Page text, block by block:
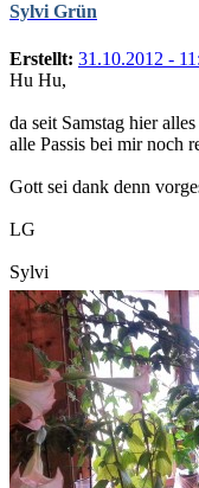
Sylvi Grün
Erstellt: 31.10.2012 -
Hu Hu,
da seit Samstag hier
alle Passis bei mir noch
Gott sei dank denn
LG
Sylvi